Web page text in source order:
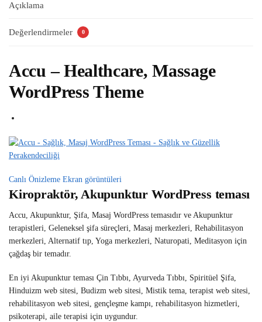
Açıklama
Değerlendirmeler 0
Accu – Healthcare, Massage
WordPress Theme
Canlı Önizleme Ekran görüntüleri
Kiropraktör, Akupunktur WordPress teması
Accu, Akupunktur, Şifa, Masaj WordPress temasıdır ve Akupunktur
terapistleri, Geleneksel şifa süreçleri, Masaj merkezleri, Rehabilitasyon
merkezleri, Alternatif tıp, Yoga merkezleri, Naturopati, Meditasyon için
çağdaş bir temadır.
En iyi Akupunktur teması Çin Tıbbı, Ayurveda Tıbbı, Spiritüel Şifa,
Hinduizm web sitesi, Budizm web sitesi, Mistik tema, terapist web sitesi,
rehabilitasyon web sitesi, gençleşme kampı, rehabilitasyon hizmetleri,
psikoterapi, aile terapisi için uygundur.